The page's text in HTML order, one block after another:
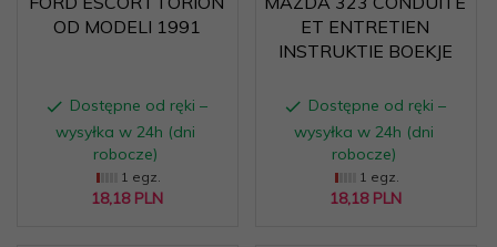
OD MODELI 1991
Dostępne od ręki –
wysyłka w 24h (dni
robocze)
1 egz.
18,18 PLN
ET ENTRETIEN
INSTRUKTIE BOEKJE
Dostępne od ręki –
wysyłka w 24h (dni
robocze)
1 egz.
18,18 PLN